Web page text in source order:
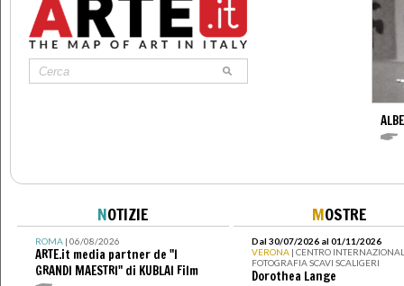
NOTIZIE
ROMA| 06/08/2026
ARTE.it media partner de "I
GRANDI MAESTRI" di KUBLAI Film
MOSTRE
Dal 30/07/2026 al 01/11/2026
VERONA | CENTRO
FOTOGRAFIA SCAVI SCALIGERI
Dorothea Lange